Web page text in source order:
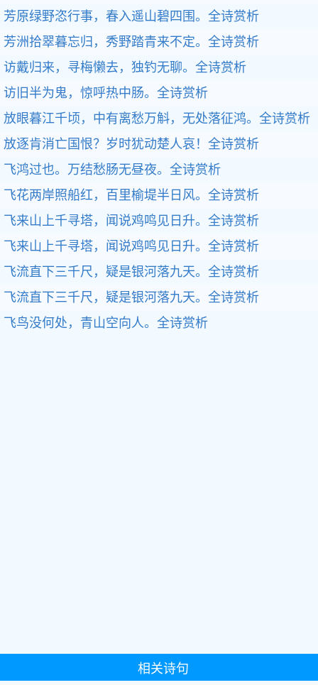
芳原绿野恣行事，春入遥山碧四围。 全诗赏析
芳洲拾翠暮忘归，秀野踏青来不定。 全诗赏析
访戴归来，寻梅懒去，独钓无聊。 全诗赏析
访旧半为鬼，惊呼热中肠。 全诗赏析
放眼暮江千顷，中有离愁万斛，无处落征鸿。 全诗赏析
放逐肯消亡国恨？岁时犹动楚人哀！ 全诗赏析
飞鸿过也。万结愁肠无昼夜。 全诗赏析
飞花两岸照船红，百里榆堤半日风。 全诗赏析
飞来山上千寻塔，闻说鸡鸣见日升。 全诗赏析
飞来山上千寻塔，闻说鸡鸣见日升。 全诗赏析
飞流直下三千尺，疑是银河落九天。 全诗赏析
飞流直下三千尺，疑是银河落九天。 全诗赏析
飞鸟没何处，青山空向人。 全诗赏析
相关诗句